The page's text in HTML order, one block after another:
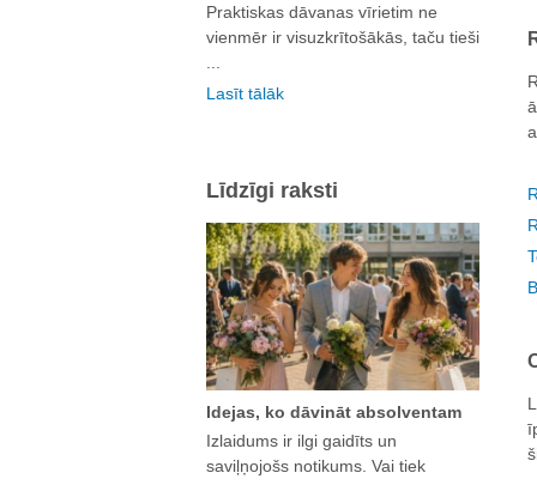
Praktiskas dāvanas vīrietim ne
vienmēr ir visuzkrītošākās, taču tieši
Lasīt tālāk
Līdzīgi raksti
Idejas, ko dāvināt absolventam
Izlaidums ir ilgi gaidīts un
saviļņojošs notikums. Vai tiek